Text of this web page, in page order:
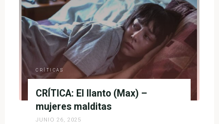
–
alimentándose
del
trauma"
CRÍTICAS
CRÍTICA: El llanto (Max) –
mujeres malditas
JUNIO 26, 2025